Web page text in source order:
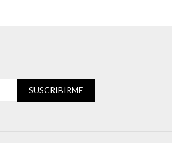
SUSCRIBIRME